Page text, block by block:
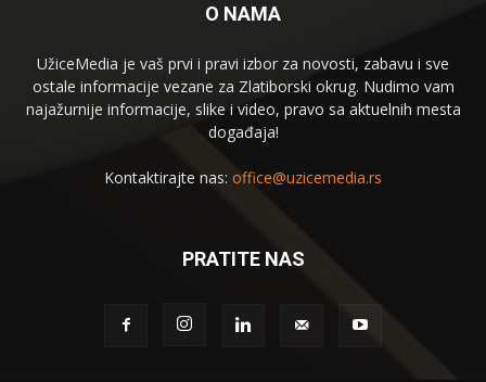
O NAMA
UžiceMedia je vaš prvi i pravi izbor za novosti, zabavu i sve
ostale informacije vezane za Zlatiborski okrug. Nudimo vam
najažurnije informacije, slike i video, pravo sa aktuelnih mesta
događaja!
Kontaktirajte nas: office@uzicemedia.rs
PRATITE NAS